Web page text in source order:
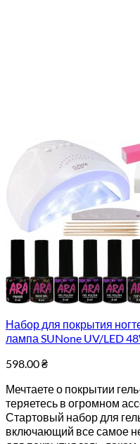
Набор для покрытия
лампа SUNone UV/LED
598.00₴
Мечтаете о покрытии
теряетесь в огромном
Стартовый набор для
включающий все самое